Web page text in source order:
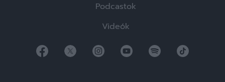
Podcastok
Videók